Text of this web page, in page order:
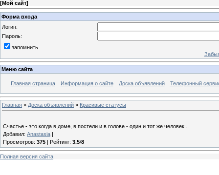
[Мой сайт]
Форма входа
Логин:
Пароль:
запомнить
Меню сайта
Главная страница Информация о сайте Доска объявлений Телефонный
Главная » Доска объявлений » Красивые статусы
Счастье - это когда в доме, в постели и в голове - один и тот же человек...
Добавил: Anastasia |
Просмотров: 375 | Рейтинг: 3.5/8
Полная версия сайта